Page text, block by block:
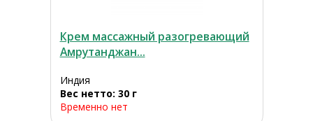
Крем массажный разогревающий
Амрутанджан...
Индия
Вес нетто: 30 г
Временно нет